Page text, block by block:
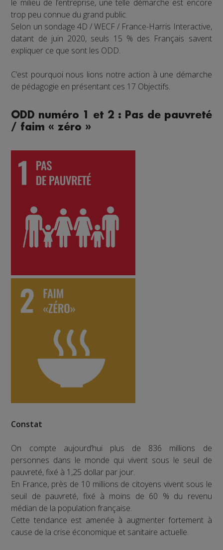
le milieu de l’entreprise, une telle démarche est encore
trop peu connue du grand public.
Selon un sondage 4D / WECF / France-Harris Interactive,
datant de juin 2020, seuls 15 % des Français savent
expliquer ce que sont les ODD.
C’est pourquoi nous lions notre action à une démarche
de pédagogie en présentant ces 17 Objectifs.
ODD numéro 1 et 2 : Pas de pauvreté
/ faim « zéro »
Constat
On compte aujourd’hui plus de 836 millions de
personnes dans le monde qui vivent sous le seuil de
pauvreté, fixé à 1,25 dollar par jour.
En France, près de 10 millions de citoyens vivent sous le
seuil de pauvreté, fixé à moins de 60 % du revenu
médian de la population française.
Cette tendance est amenée à augmenter fortement à
cause de la crise économique et sanitaire actuelle.